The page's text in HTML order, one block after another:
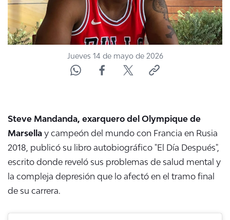
CANAL DE DENUNCIAS
ÁREA DE PROYECTOS
Jueves 14 de mayo de 2026
Steve Mandanda, exarquero del Olympique de
Marsella y campeón del mundo con Francia en Rusia
2018, publicó su libro autobiográfico "El Día Después",
escrito donde reveló sus problemas de salud mental y
la compleja depresión que lo afectó en el tramo final
de su carrera.